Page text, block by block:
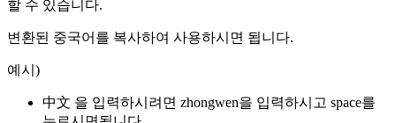
할 수 있습니다.
변환된 중국어를 복사하여 사용하시면 됩니다.
예시)
中文 을 입력하시려면 zhongwen을 입력하시고 space를